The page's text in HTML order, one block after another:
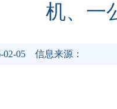
机、一
02-05 信息来源：